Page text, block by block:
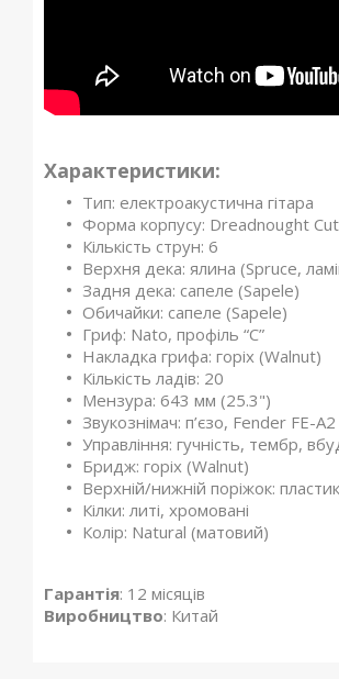
Характеристики:
Тип: електроакустична гітара
Форма корпусу: Dreadnought
Кількість струн: 6
Верхня дека: ялина (Spruce,
Задня дека: сапеле (Sapele)
Обичайки: сапеле (Sapele)
Гриф: Nato, профіль “C”
Накладка грифа: горіх (Walnut)
Кількість ладів: 20
Мензура: 643 мм (25.3")
Звукознімач: п’єзо, Fender FE-A2
Управління: гучність, тембр,
Бридж: горіх (Walnut)
Верхній/нижній поріжок: пластик
Кілки: литі, хромовані
Колір: Natural (матовий)
Гарантія: 12 місяців
Виробництво: Китай